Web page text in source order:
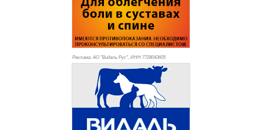
Реклама. АО "Видаль Рус", ИНН 7728043605